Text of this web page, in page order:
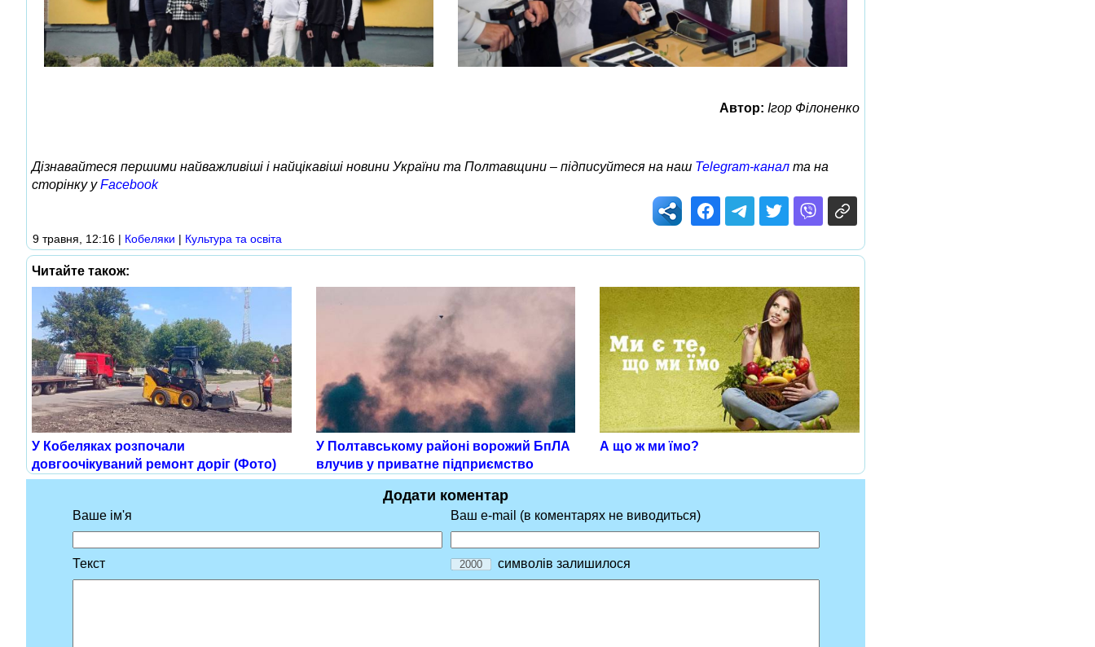
Автор: Ігор Філоненко
Дізнавайтеся першими найважливіші і найцікавіші новини України та Полтавщини – підписуйтеся на наш Telegram-канал та на
сторінку уFacebook
9 травня, 12:16 | Кобеляки | Культура та освіта
Читайте також:
У Кобеляках розпочали
довгоочікуваний ремонт доріг (Фото)
У Полтавському районі ворожий БпЛА
влучив у приватне підприємство
А що ж ми їмо?
Додати коментар
Ваше ім'я Ваш e-mail (в коментарях не виводиться)
Текст символів залишилося